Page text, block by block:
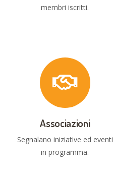
membri iscritti.
Associazioni
Segnalano iniziative ed eventi
in programma.